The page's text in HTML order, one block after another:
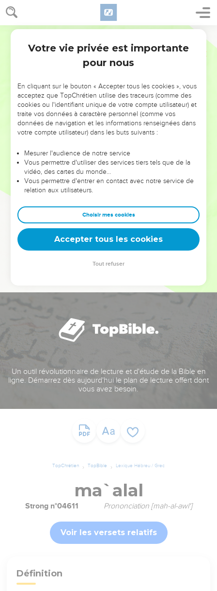
NE MANQUEZ PAS L’ÉVÉNEMENT
DE L’ANNÉE !
ET SI LEURS ERREURS POUVAIENT VOUS ÉVITER LES
VOTRES ?
leur foi ou leur vision. Mais on voit moins les doutes, les erreurs
et les saisons difficiles qu'ils ont traversés, alors même que ce
sont elles qui les ont façonnés.
Dans cette conférence, leaders, entrepreneurs, et responsables
clés pour avancer avec plus de sagesse afin que leurs erreurs
deviennent vos tremplins. Que vous guidiez un ministère, une
équipe, un groupe ou une famille, leur expérience est faite
Un outil révolutionnaire de lecture et d'étude de la Bible en
ligne. Démarrez dès aujourd'hui le plan de lecture offert dont
vous avez besoin.
TopChrétien TopBible Lexique Hébreu / Grec
ma`alal
Strong n°04611 Prononciation [mah-al-awl']
Voir les versets relatifs
Définition
Votre vie privée est importante
pour nous
En cliquant sur le bouton « Accepter tous les cookies », vous
acceptez que TopChrétien utilise des traceurs (comme des
cookies ou l'identifiant unique de votre compte utilisateur) et
traite vos données à caractère personnel (comme vos
données de navigation et les informations renseignées dans
votre compte utilisateur) dans les buts suivants :
Mesurer l'audience de notre service
Vous permettre d'utiliser des services tiers tels que de la
vidéo, des cartes du monde…
Vous permettre d'entrer en contact avec notre service de
relation aux utilisateurs.
Choisir mes cookies
Accepter tous les cookies
Tout refuser